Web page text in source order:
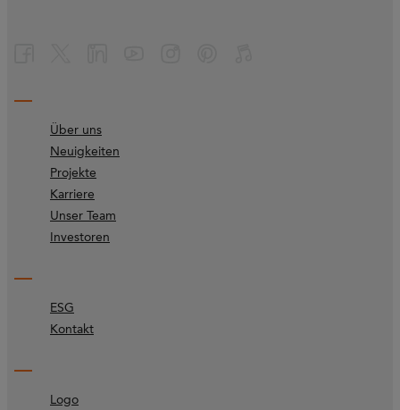
Über uns
Neuigkeiten
Projekte
Karriere
Unser Team
Investoren
ESG
Kontakt
Logo